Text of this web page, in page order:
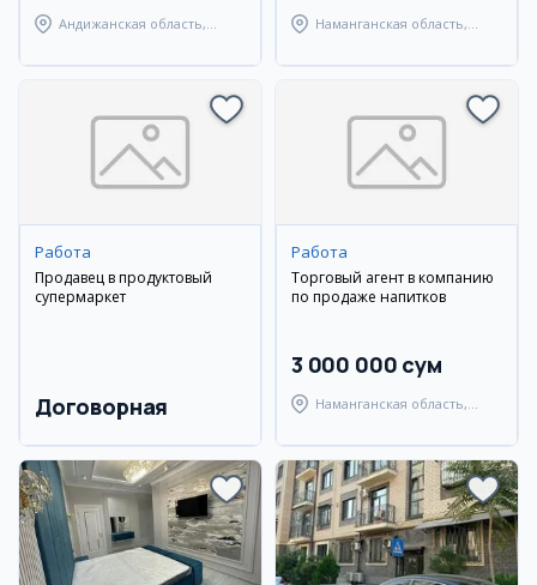
Андижанская область,
Наманганская область,
Работа
Продавец в продуктовый
супермаркет
Договорная
Работа
Торговый агент в компанию
по продаже напитков
3 000 000 сум
Наманганская область,